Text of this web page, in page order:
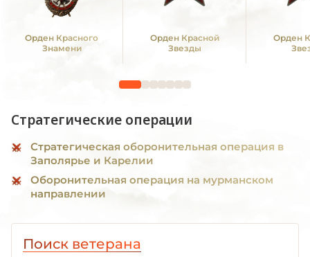
Орден Красного
Знамени
Орден Красной
Звезды
Орден
Стратегические операции
Стратегическая оборонительная операция в
Заполярье и Карелии
Оборонительная операция на мурманском
направлении
Поиск ветерана